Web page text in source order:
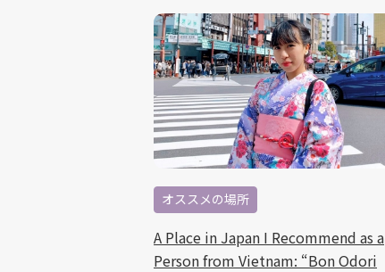
オススメの場所
A Place in Japan I Recommend as a
Person from Vietnam: “Bon Odori